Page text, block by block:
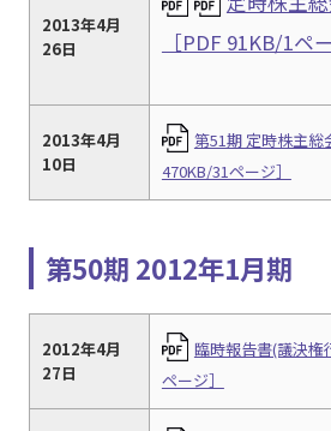
2013年4月
26日
［PDF 91KB/1ペ
2013年4月
10日
第51期 定時株主総
470KB/31ページ］
第50期 2012年1月期
2012年4月
27日
臨時報告書(議決権
ページ］